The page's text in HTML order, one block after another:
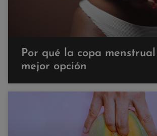
Por qué la copa
mejor opción